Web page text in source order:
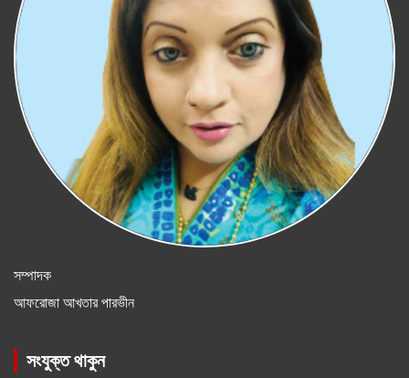
সম্পাদক
আফরোজা আখতার পারভীন
সংযুক্ত থাকুন